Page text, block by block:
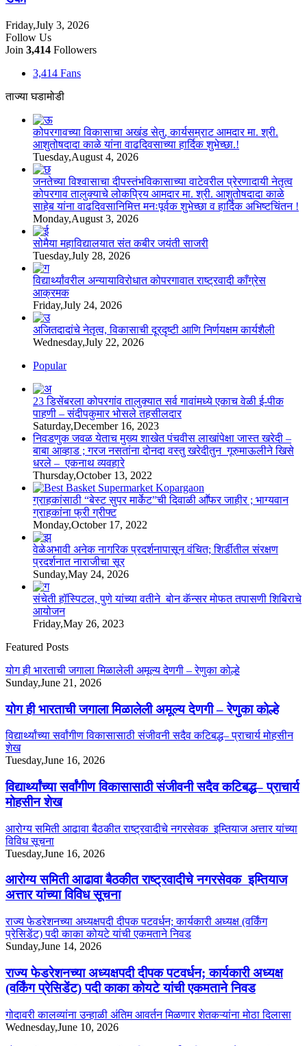
Friday,July 3, 2026
Follow Us
Join 3,414 Followers
3,414 Fans
ताज्या घडामोडी
कोपरगावच्या विकासाचा अखंड सेतु, कार्यसम्राट आमदार मा. श्री.
आशुतोषदादा काळे यांना वाढदिवसाच्या हार्दिक शुभेच्छा.!
Tuesday,August 4, 2026
जनतेच्या विश्वासाचा दीपस्तंभविकासाच्या वाटेवरील प्रेरणादायी नेतृत्व
कोपरगाव तालुक्याचे लोकप्रिय आमदार मा. श्री. आशुतोषदादा काळे
साहेब यांना वाढदिवसानिमित्त मनःपूर्वक शुभेच्छा व हार्दिक अभिष्टचिंतन !
Monday,August 3, 2026
सोमैया महाविद्यालयात संत कबीर जयंती साजरी
Tuesday,July 28, 2026
विद्यार्थ्यांवरील अन्यायाविरोधात कोपरगावात राष्ट्रवादी काँग्रेस
आक्रमक
Friday,July 24, 2026
अजितदादांचे नेतृत्व, विकासाची दूरदृष्टी आणि निर्णयक्षम कार्यशैली
Wednesday,July 22, 2026
Popular
23 डिसेंबरला कोपरगांव तालुक्‍यात सर्व गावांमध्ये एकाच वेळी ई-पीक
पाहणी – संदीपकुमार भोसले तहसीलदार
Saturday,December 16, 2023
निवडणुक जवळ येताच मुख्य शाखेत पंचवीस लाखांपेक्षा जास्त खरेदी –
बाबा आव्हाड ; गरज नसतांना दोनदा वस्तु खरेदीतुन गूरुमाऊलीने खिसे
धरले – एकनाथ व्यवहारे
Thursday,October 13, 2022
ग्राहकांसाठी “बेस्ट सुपर मार्केट”ची दिवाळी आॕफर जाहीर ; भाग्यवान
ग्राहकांना फ्री ग्रीफ्ट
Monday,October 17, 2022
वेळेअभावी अनेक नागरिक प्रदर्शनापासून वंचित; शिर्डीतील संरक्षण
प्रदर्शनात नाराजीचा सूर
Sunday,May 24, 2026
संचेती हॉस्पिटल, पुणे यांच्या वतीने बोन कॅन्सर मोफत तपासणी शिबिराचे
आयोजन
Friday,May 26, 2023
Featured Posts
योग ही भारताची जगाला मिळालेली अमूल्य देणगी – रेणुका कोल्हे
Sunday,June 21, 2026
योग ही भारताची जगाला मिळालेली अमूल्य देणगी – रेणुका कोल्हे
विद्यार्थ्यांच्या सर्वांगीण विकासासाठी संजीवनी सदैव कटिबद्ध– प्राचार्य मोहसीन
शेख
Tuesday,June 16, 2026
विद्यार्थ्यांच्या सर्वांगीण विकासासाठी संजीवनी सदैव कटिबद्ध– प्राचार्य
मोहसीन शेख
आरोग्य समिती आढावा बैठकीत राष्ट्रवादीचे नगरसेवक इम्तियाज अत्तार यांच्या
विविध सूचना
Tuesday,June 16, 2026
आरोग्य समिती आढावा बैठकीत राष्ट्रवादीचे नगरसेवक इम्तियाज
अत्तार यांच्या विविध सूचना
राज्य फेडरेशनच्या अध्यक्षपदी दीपक पटवर्धन; कार्यकारी अध्यक्ष (वर्किंग
प्रेसिडेंट) पदी काका कोयटे यांची एकमताने निवड
Sunday,June 14, 2026
राज्य फेडरेशनच्या अध्यक्षपदी दीपक पटवर्धन; कार्यकारी अध्यक्ष
(वर्किंग प्रेसिडेंट) पदी काका कोयटे यांची एकमताने निवड
गोदावरी कालव्यांना उन्हाळी अंतिम आवर्तन मिळणार शेतकऱ्यांना मोठा दिलासा
Wednesday,June 10, 2026